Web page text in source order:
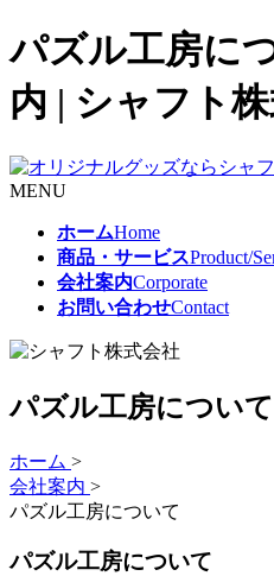
パズル工房に
内 | シャフト
MENU
ホームHome
商品・サービスProduct/
会社案内Corporate
お問い合わせContact
パズル工房について
ホーム >
会社案内 >
パズル工房について
パズル工房について